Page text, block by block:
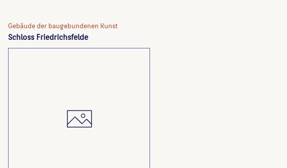
Gebäude der baugebundenen Kunst
Schloss Friedrichsfelde